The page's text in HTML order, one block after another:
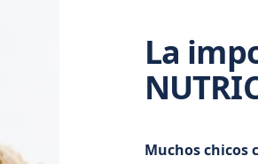
La
Muchos chicos